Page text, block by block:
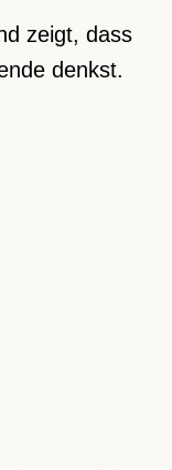
zeigt, dass
denkst.